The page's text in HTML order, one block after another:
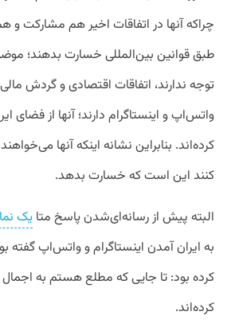
چراکه آنها در اتفاقات اخیر هم مشارکت و
طبق قوانین بین‌المللی خسارت بدهند؛
توجه ندارند، اتفاقات اقتصادی و گردش
واتس‌اپ و اینستاگرام دارند؛ آنها از فضای
کرده‌اند. بنابراین نشانه اینکه آنها
کنند این است که خسارت بدهد.
البته پیش از رسانه‌ای‌شدن پاسخ متا یک
به ایران آمدن اینستاگرام و واتس‌اپ گفته
کرده بود: تا جایی که مطلع هستم به اجمال
کرده‌اند.